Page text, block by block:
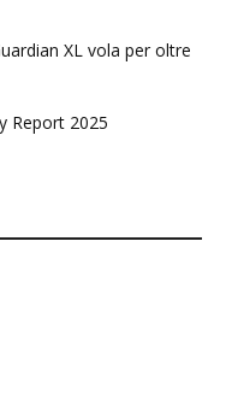
XL vola per oltre
Report 2025